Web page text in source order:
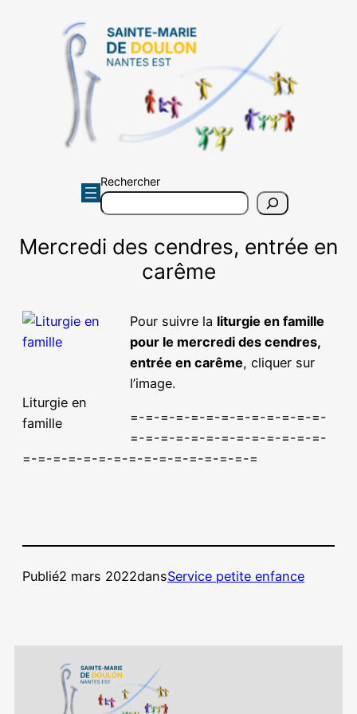
Rechercher
Mercredi des cendres, entrée en
carême
Liturgie en
famille
Pour suivre la liturgie en famille
pour le mercredi des cendres,
entrée en carême, cliquer sur
l’image.
=-=-=-=-=-=-=-=-=-=-=-=-=-
=-=-=-=-=-=-=-=-=-=-=-=-=-
=-=-=-=-=-=-=-=-=-=-=-=-=-=-=-=
Publié2 mars 2022dansService petite enfance